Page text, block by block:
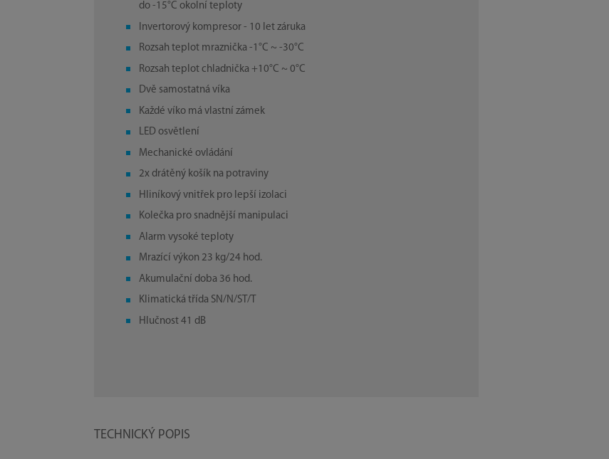
do -15°C okolní teploty
Invertorový kompresor - 10 let záruka
Rozsah teplot mraznička -1°C ~ -30°C
Rozsah teplot chladnička +10°C ~ 0°C
Dvě samostatná víka
Každé víko má vlastní zámek
LED osvětlení
Mechanické ovládání
2x drátěný košík na potraviny
Hliníkový vnitřek pro lepší izolaci
Kolečka pro snadnější manipulaci
Alarm vysoké teploty
Mrazící výkon 23 kg/24 hod.
Akumulační doba 36 hod.
Klimatická třída SN/N/ST/T
Hlučnost 41 dB
TECHNICKÝ POPIS